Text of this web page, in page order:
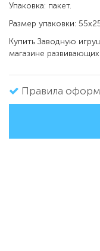
Упаковка: пакет.
Размер упаковки:
Купить Заводную
магазине
Правила